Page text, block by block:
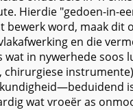
Hierdie "gedoen-in-
bewerk word, maak
en die
wat in nywerhede
chirurgiese
wat vroeër as